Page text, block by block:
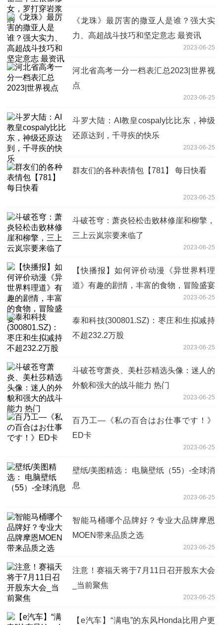
《龙珠》最厉害的撒亚人是谁？强大实
力、高超战斗技巧和坚定意志 最资讯
2023-06-25
河北省高考一分一档表汇总2023|世界视
点
2023-06-25
斗罗大陆：AI教皇cospaly比比东，神级
还原达到，千寻疾的快乐
2023-06-25
群友们的各种表情包【781】 每日快看
2023-06-25
斗破苍穹：萧炎轻松击败林修崖和柳擎，
三上云岚宗要来临了
2023-06-25
【快播报】如何评价动漫《异世界料理
道》有趣的剧情，丰富的食物，冒险盛宴
2023-06-25
泰和科技(300801.SZ)：枣庄和生拟减持
不超232.2万股
2023-06-25
斗破苍穹萧炎、美杜莎精选头像：迷人的
外貌和强大的战斗能力 热门
2023-06-25
百乃工—《私の百合はお仕事です！》
ED卡
2023-06-25
壁纸/美图精选： 电脑壁纸（55）-全球消
息
2023-06-25
智能马桶哪个品牌好？专业大品牌摩恩
MOEN带来品质之选
2023-06-25
注意！赛福天将于7月11日召开股东大会
_当前聚焦
2023-06-25
【e汽车】“满电”的东风Honda比用户更